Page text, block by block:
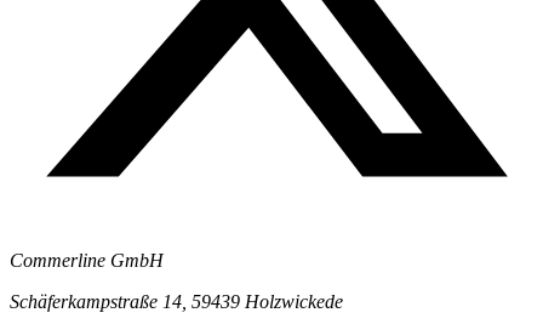
Commerline GmbH
Schäferkampstraße 14, 59439 Holzwickede